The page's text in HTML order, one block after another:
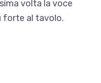
volta la voce
forte al tavolo.